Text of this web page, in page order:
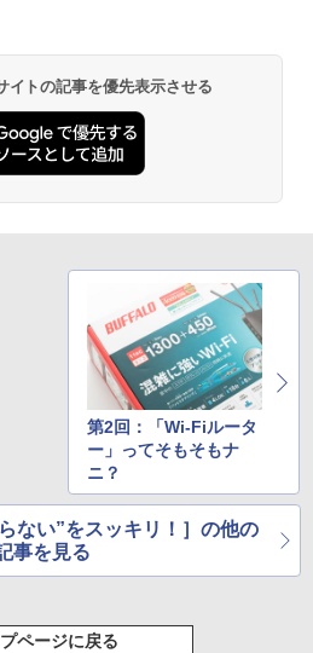
イトの記事を優先表示させる
第2回：「Wi-Fiルータ
ー」ってそもそもナ
ニ？
ない”をスッキリ！］の他の
事を見る
プページに戻る